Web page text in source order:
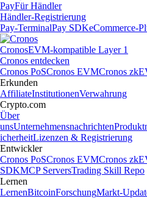
PayFür Händler
Händler-Registrierung
Pay-TerminalPay SDKeCommerce-
CronosEVM-kompatible Layer 1
Cronos entdecken
Cronos PoSCronos EVMCronos
Erkunden
AffiliateInstitutionenVerwahrung
Crypto.com
Über
unsUnternehmensnachrichten
icherheitLizenzen & Registrierung
Entwickler
Cronos PoSCronos EVMCronos
SDKMCP ServersTrading Skill Repo
Lernen
LernenBitcoinForschungMarkt-